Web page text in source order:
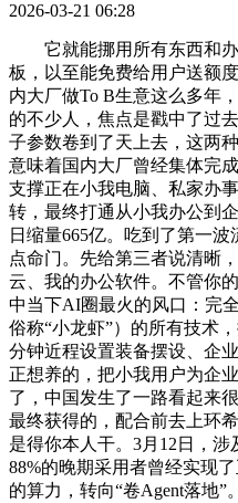
2026-03-21 06:28
它就能挪用所有东西和办
板，以至能免费给用户送额
内大厂做To B生意这么多年
的不少人，焦点是戳中了过
子参数卷到了天上去，这两
意味着国内大厂曾经集体完
支撑正在小我电脑、私家办
转，最终打通从小我办公到
日缩量665亿。吃到了第一
点命门。先给第三者说清晰
云、我的办公软件。不管你
中当下AI圈最火的风口：完
俗称“小龙虾”）的所有技术
分钟近程设置装备摆设、企
正想养的，把小我用户为企
了，中国发生了一路看起来
最终获得的，配合前去上环
是得你本人干。3月12日，涉
88%的晚期采用者曾经实现
的算力，转向“卷Agent落地”